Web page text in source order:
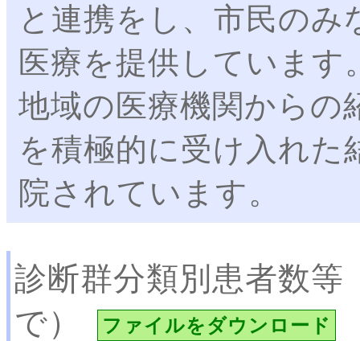
と連携をし、市民の
医療を提供しています
地域の医療機関からの
を積極的に受け入れた
院されています。
診断群分類別患者数等
で）
ファイルをダウンロード